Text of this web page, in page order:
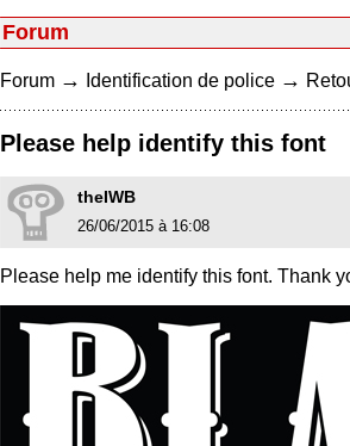
Forum
Forum → Identification de police →
Please help identify this font
theIWB
26/06/2015 à 16:08
Please help me identify this font. Thank